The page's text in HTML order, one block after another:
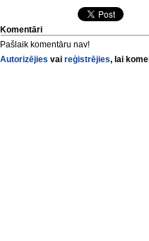
Komentāri
Pašlaik komentāru nav!
Autorizējies vaireģistrējies, lai